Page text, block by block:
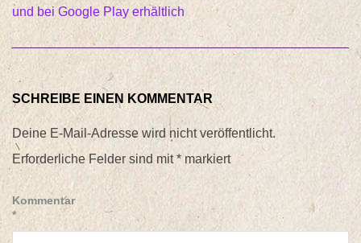
und bei Google Play erhältlich
SCHREIBE EINEN KOMMENTAR
Deine E-Mail-Adresse wird nicht veröffentlicht.
Erforderliche Felder sind mit* markiert
Kommentar
*